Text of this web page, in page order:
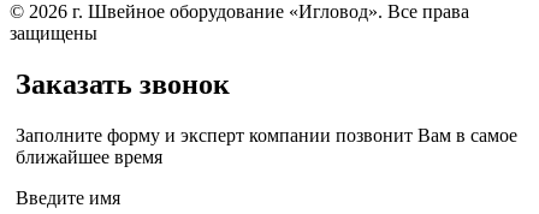
© 2026 г. Швейное оборудование «Игловод». Все права
защищены
Заказать звонок
Заполните форму и эксперт компании позвонит Вам в самое
ближайшее время
Введите имя